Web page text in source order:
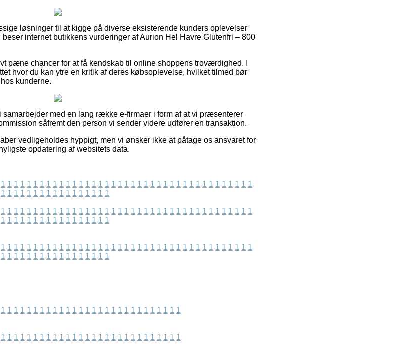
løsninger til at kigge på diverse eksisterende kunders oplevelser
internet butikkens vurderinger af Aurion Hel Havre Glutenfri – 800
pæne chancer for at få kendskab til online shoppens troværdighed. I
hvor du kan ytre en kritik af deres købsoplevelse, hvilket tilmed bør
kunderne.
samarbejder med en lang række e-firmaer i form af at vi præsenterer
såfremt den person vi sender videre udfører en transaktion.
vedligeholdes hyppigt, men vi ønsker ikke at påtage os ansvaret for
opdatering af websitets data.
1 1 1 1 1 1 1 1 1 1 1 1 1 1 1 1 1 1 1 1 1 1 1 1 1 1 1 1 1 1 1 1 1 1 1 1 1 1 1
1 1 1 1 1 1 1 1 1 1 1 1 1 1 1 1 1
1 1 1 1 1 1 1 1 1 1 1 1 1 1 1 1 1 1 1 1 1 1 1 1 1 1 1 1 1 1 1 1 1 1 1 1 1 1 1
1 1 1 1 1 1 1 1 1 1 1 1 1 1 1 1 1
1 1 1 1 1 1 1 1 1 1 1 1 1 1 1 1 1 1 1 1 1 1 1 1 1 1 1 1 1 1 1 1 1 1 1 1 1 1 1
1 1 1 1 1 1 1 1 1 1 1 1 1 1 1 1 1
1 1 1 1 1 1 1 1 1 1 1 1 1 1 1 1 1 1 1 1 1 1 1 1 1 1 1 1
1 1 1 1 1 1 1 1 1 1 1 1 1 1 1 1 1 1 1 1 1 1 1 1 1 1 1 1